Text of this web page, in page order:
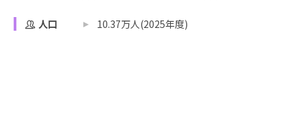
人口 10.37万人(2025年度)